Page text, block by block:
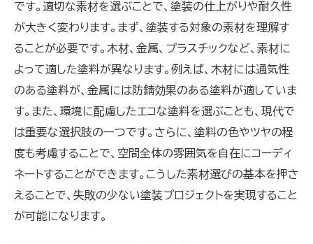
塗装前のクリーニングと修正ポイント
プロが教える！塗装の成功を左右する適切な道
具選び
初心者におすすめの塗装道具とその選び方
プロが愛用する道具で塗装をスムーズに
塗装の質を高めるための必須アイテム
道具のメンテナンスと長持ちさせるコツ
塗装道具の選び方で結果が変わる理由
です。適切な素材を選ぶことで、塗装の仕上がりや耐久性
が大きく変わります。まず、塗装する対象の素材を理解す
ることが必要です。木材、金属、プラスチックなど、素材に
よって適した塗料が異なります。例えば、木材には通気性
のある塗料が、金属には防錆効果のある塗料が適していま
す。また、環境に配慮したエコな塗料を選ぶことも、現代で
は重要な選択肢の一つです。さらに、塗料の色やツヤの程
度も考慮することで、空間全体の雰囲気を自在にコーディ
ネートすることができます。こうした素材選びの基本を押さ
えることで、失敗の少ない塗装プロジェクトを実現すること
が可能になります。